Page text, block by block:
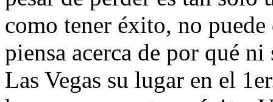
como tener éxito, no
piensa acerca de por qué
Las Vegas su lugar en el